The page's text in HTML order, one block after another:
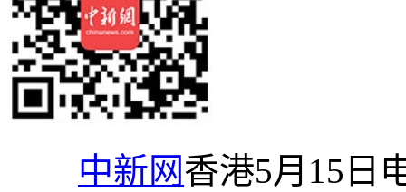
中新网香港5月15日